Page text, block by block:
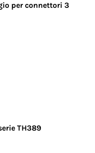
per connettori 3
TH389